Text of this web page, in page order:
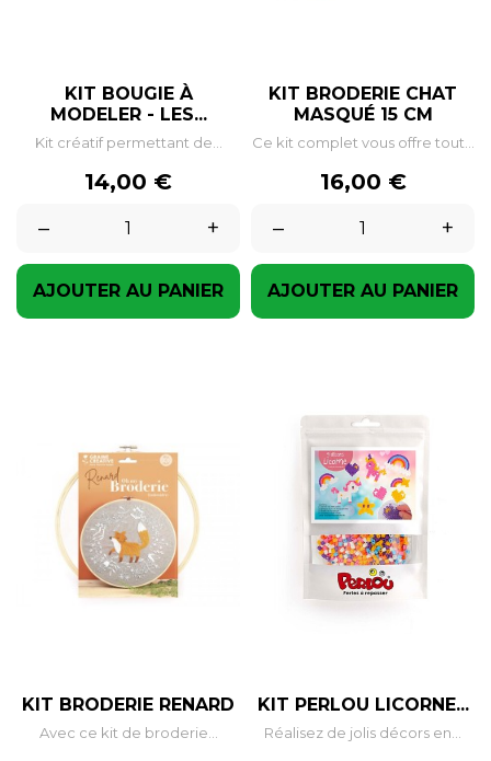
KIT BOUGIE À
MODELER - LES...
Kit créatif permettant de...
Prix
14,00 €
–
+
AJOUTER AU PANIER
KIT BRODERIE CHAT
MASQUÉ 15 CM
Ce kit complet vous offre tout...
Prix
16,00 €
–
+
AJOUTER AU PANIER
KIT BRODERIE RENARD
Avec ce kit de broderie...
KIT PERLOU LICORNE...
Réalisez de jolis décors en...